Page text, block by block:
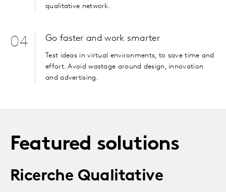
qualitative network.
04 Go faster and work smarter
Test ideas in virtual environments, to save time and
effort. Avoid wastage around design, innovation
and advertising.
Featured solutions
Ricerche Qualitative